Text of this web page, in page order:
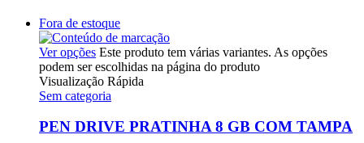
Fora de estoque
Ver opções Este produto tem várias variantes. As opções
podem ser escolhidas na página do produto
Visualização Rápida
Sem categoria
PEN DRIVE PRATINHA 8 GB COM TAMPA